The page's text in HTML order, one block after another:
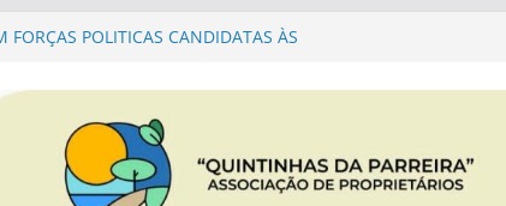
FORÇAS POLITICAS CANDIDATAS ÀS
PARQUE NATURAL SUDOESTE ALENTEJANO
PDM
Associação para a cogestão do PNSACV